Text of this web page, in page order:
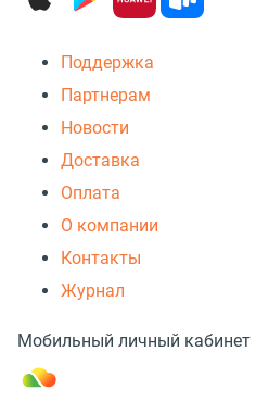
Поддержка
Партнерам
Новости
Доставка
Оплата
О компании
Контакты
Журнал
Мобильный личный кабинет